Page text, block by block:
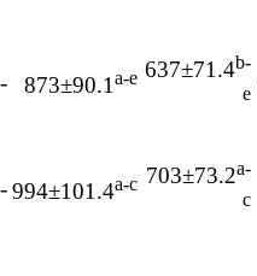
637±71.4b-
e
873±90.1a-e
-15
703±73.2a-
c
994±101.4a-c
-18